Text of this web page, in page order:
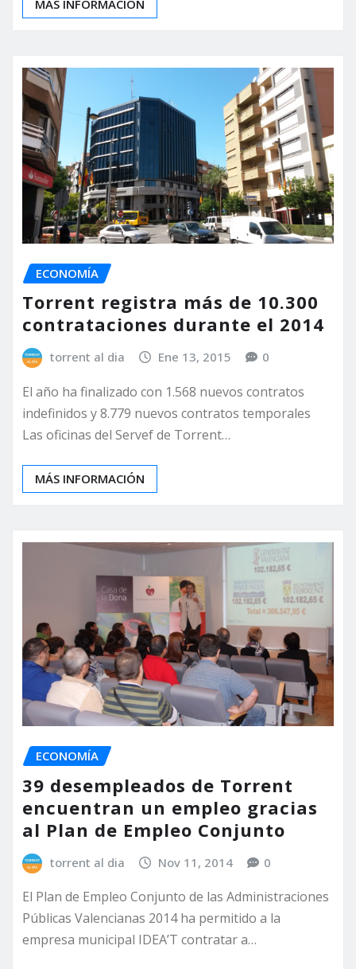
MÁS INFORMACIÓN
ECONOMÍA
Torrent registra más de 10.300
contrataciones durante el 2014
torrent al dia Ene 13, 2015 0
El año ha finalizado con 1.568 nuevos contratos
indefinidos y 8.779 nuevos contratos temporales
Las oficinas del Servef de Torrent…
MÁS INFORMACIÓN
ECONOMÍA
39 desempleados de Torrent
encuentran un empleo gracias
al Plan de Empleo Conjunto
torrent al dia Nov 11, 2014 0
El Plan de Empleo Conjunto de las Administraciones
Públicas Valencianas 2014 ha permitido a la
empresa municipal IDEA’T contratar a…